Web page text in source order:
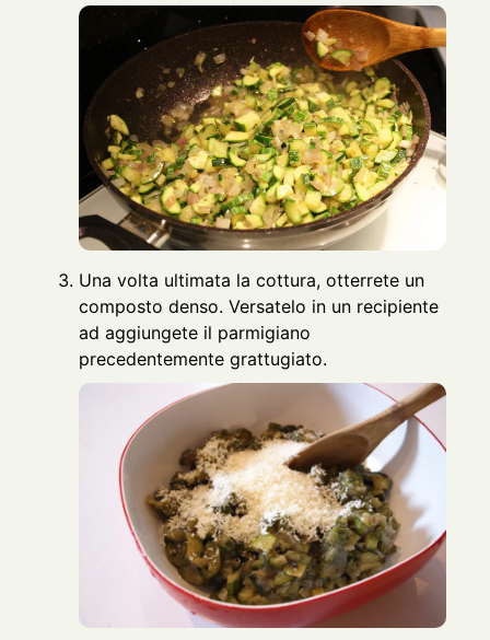
Una volta ultimata la cottura, otterrete un
composto denso. Versatelo in un recipiente
ad aggiungete il parmigiano
precedentemente grattugiato.